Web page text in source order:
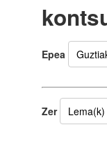
Epea
Zer